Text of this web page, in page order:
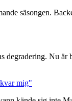
säsongen.
degradering. Nu
mig"